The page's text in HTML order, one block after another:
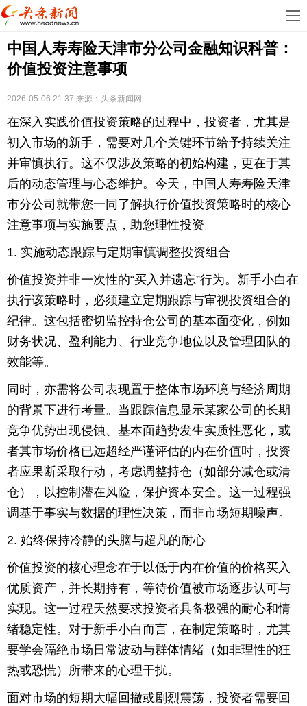
首
页
娱
乐
科
地
产
汽
车
教
育
健
尚
体
儿
旅
游
游
戏
快
讯
财
文
化
中国人寿寿险天津市分公司金融知识科普：
价值投资注意事项
2026-05-06 21:37 来源： 头条新闻网
在深入实践价值投资策略的过程中，投资者，尤其是
初入市场的新手，需要对几个关键环节给予持续关注
并审慎执行。这不仅涉及策略的初始构建，更在于其
后的动态管理与心态维护。今天，中国人寿寿险天津
市分公司就带您一同了解执行价值投资策略时的核心
注意事项与实施要点，助您理性投资。
1. 实施动态跟踪与定期审慎调整投资组合
价值投资并非一次性的“买入并遗忘”行为。新手小白在
执行该策略时，必须建立定期跟踪与审视投资组合的
纪律。这包括密切监控持仓公司的基本面变化，例如
财务状况、盈利能力、行业竞争地位以及管理团队的
效能等。
同时，亦需将公司表现置于整体市场环境与经济周期
的背景下进行考量。当跟踪信息显示某家公司的长期
竞争优势出现侵蚀、基本面趋势发生实质性恶化，或
者其市场价格已远超经严谨评估的内在价值时，投资
者应果断采取行动，考虑调整持仓（如部分减仓或清
仓），以控制潜在风险，保护资本安全。这一过程强
调基于事实与数据的理性决策，而非市场短期噪声。
2. 始终保持冷静的头脑与超凡的耐心
价值投资的核心理念在于以低于内在价值的价格买入
优质资产，并长期持有，等待价值被市场逐步认可与
实现。这一过程天然要求投资者具备极强的耐心和情
绪稳定性。对于新手小白而言，在制定策略时，尤其
要学会隔绝市场日常波动与群体情绪（如非理性的狂
热或恐慌）所带来的心理干扰。
面对市场的短期大幅回撤或剧烈震荡，投资者需要回